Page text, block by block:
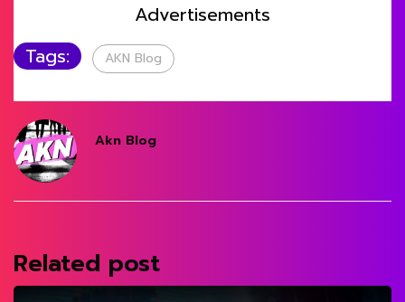
Advertisements
Tags:
AKN Blog
Akn Blog
Related post